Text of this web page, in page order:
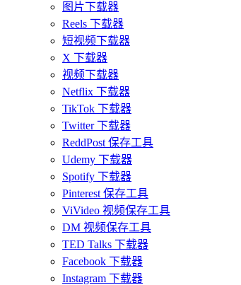
图片下载器
Reels 下载器
短视频下载器
X 下载器
视频下载器
Netflix 下载器
TikTok 下载器
Twitter 下载器
ReddPost 保存工具
Udemy 下载器
Spotify 下载器
Pinterest 保存工具
ViVideo 视频保存工具
DM 视频保存工具
TED Talks 下载器
Facebook 下载器
Instagram 下载器